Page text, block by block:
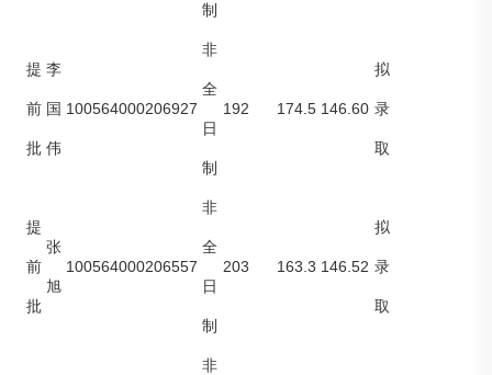
制
提
前
批
李
国
伟
100564000206927
非
全
日
制
192 174.5 146.60
拟
录
取
提
前
批
张
旭
100564000206557
非
全
日
制
203 163.3 146.52
拟
录
取
非